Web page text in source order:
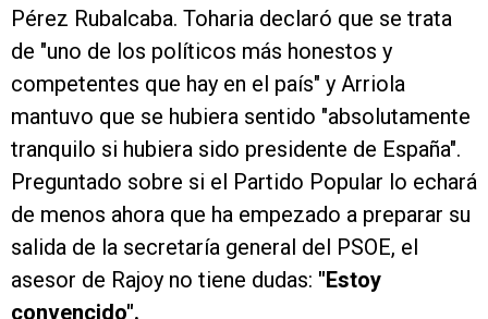
Pérez Rubalcaba. Toharia declaró que se trata
de "uno de los políticos más honestos y
competentes que hay en el país" y Arriola
mantuvo que se hubiera sentido "absolutamente
tranquilo si hubiera sido presidente de España".
Preguntado sobre si el Partido Popular lo echará
de menos ahora que ha empezado a preparar su
salida de la secretaría general del PSOE, el
asesor de Rajoy no tiene dudas: "Estoy
convencido".